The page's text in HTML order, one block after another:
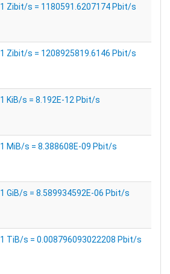
1 Zibit/s = 1180591.6207174 Pbit/s
1 Zibit/s = 1208925819.6146 Pbit/s
1 KiB/s = 8.192E-12 Pbit/s
1 MiB/s = 8.388608E-09 Pbit/s
1 GiB/s = 8.589934592E-06 Pbit/s
1 TiB/s = 0.008796093022208 Pbit/s